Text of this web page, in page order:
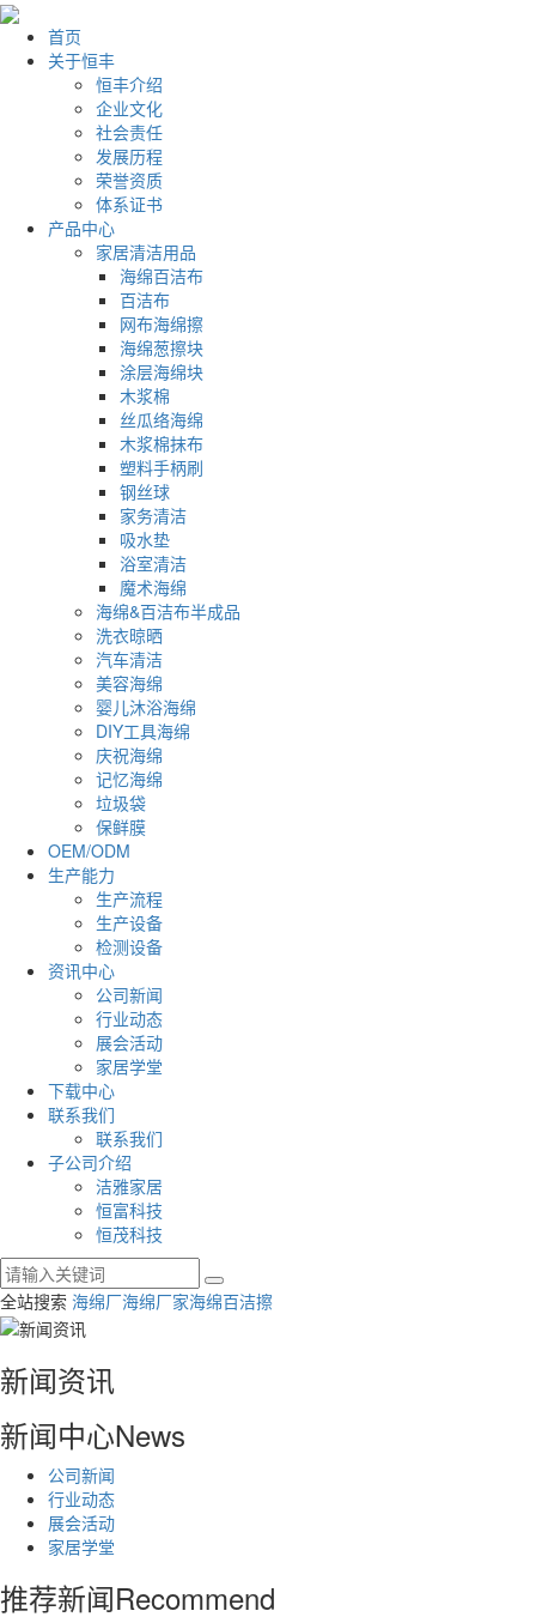
首页
关于恒丰
恒丰介绍
企业文化
社会责任
发展历程
荣誉资质
体系证书
产品中心
家居清洁用品
海绵百洁布
百洁布
网布海绵擦
海绵葱擦块
涂层海绵块
木浆棉
丝瓜络海绵
木浆棉抹布
塑料手柄刷
钢丝球
家务清洁
吸水垫
浴室清洁
魔术海绵
海绵&百洁布半成品
洗衣晾晒
汽车清洁
美容海绵
婴儿沐浴海绵
DIY工具海绵
庆祝海绵
记忆海绵
垃圾袋
保鲜膜
OEM/ODM
生产能力
生产流程
生产设备
检测设备
资讯中心
公司新闻
行业动态
展会活动
家居学堂
下载中心
联系我们
联系我们
子公司介绍
洁雅家居
恒富科技
恒茂科技
全站搜索 海绵厂海绵厂家海绵百洁擦
新闻资讯
新闻中心News
公司新闻
行业动态
展会活动
家居学堂
推荐新闻Recommend